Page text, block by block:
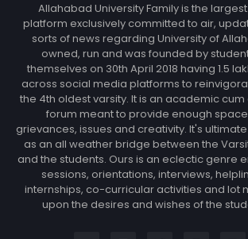
Allahabad University Family is the
platform exclusively committed to air,
sorts of news regarding University of
owned, run and was founded by
themselves on 30th April 2018 having 1.5
across social media platforms to
the 4th oldest varsity. It is an academic
forum meant to provide enough
grievances, issues and creativity. It's
as an all weather bridge between the
and the students. Ours is an eclectic genre
sessions, orientations, interviews,
internships, co-curricular activities and lot
upon the desires and wishes of the